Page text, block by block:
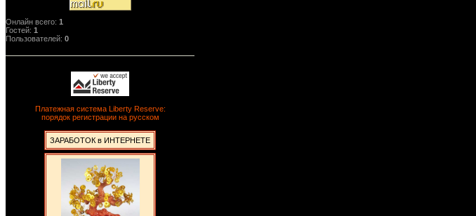
Онлайн всего: 1
Гостей: 1
Пользователей: 0
Платежная система Liberty Reserve:
порядок регистрации на русском
ЗАРАБОТОК в ИНТЕРНЕТЕ